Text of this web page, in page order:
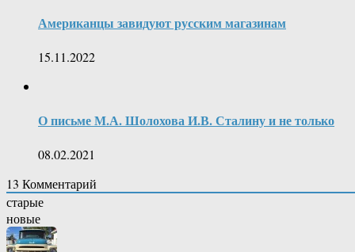
Американцы завидуют русским магазинам
15.11.2022
О письме М.А. Шолохова И.В. Сталину и не только
08.02.2021
13 Комментарий
старые
новые